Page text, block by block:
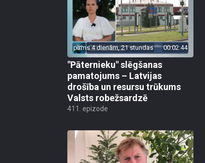
pirms 4 dienām, 21 stundas 00:02:44
"Pāternieku" slēgšanas
pamatojums – Latvijas
drošība un resursu trūkums
Valsts robežsardzē
411. epizode